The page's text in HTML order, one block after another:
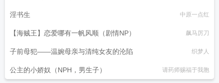
淫书生 中原一点红
【海贼王】恋爱哪有一帆风顺（剧情NP） 飙马厉刀
子前母犯——温婉母亲与清纯女友的沦陷 织梦人
公主的小娇奴（NPH，男生子） 请药师赐福于我胞